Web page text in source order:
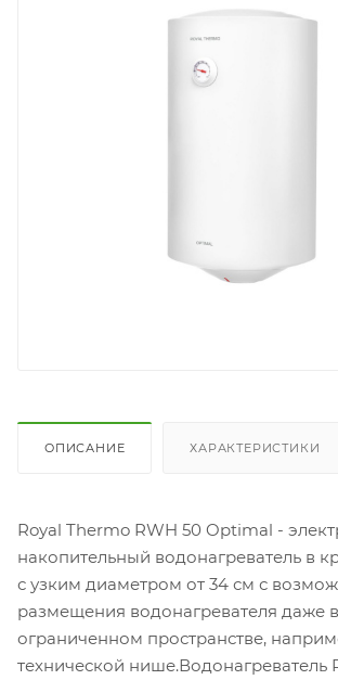
ОПИСАНИЕ ХАРАКТЕРИСТИКИ
Royal Thermo RWH 50 Optimal -
накопительный водонагреватель в
с узким диаметром от 34 см с
размещения водонагревателя даже
ограниченном пространстве,
технической нише.Водонагреватель